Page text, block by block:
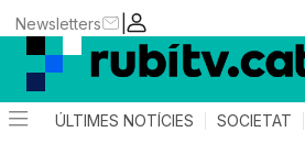
|
Newsletters
ÚLTIMES NOTÍCIES SOCIETAT